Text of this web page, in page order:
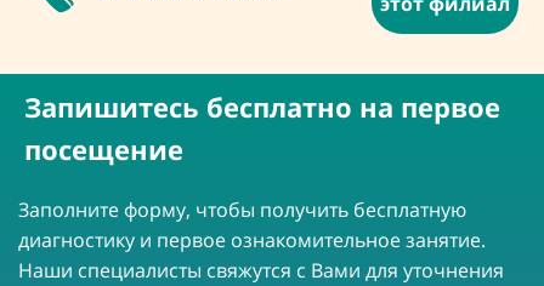
Запишитесь бесплатно на первое
посещение
Заполните форму, чтобы получить бесплатную
диагностику и первое ознакомительное занятие.
Наши специалисты свяжутся с Вами для уточнения